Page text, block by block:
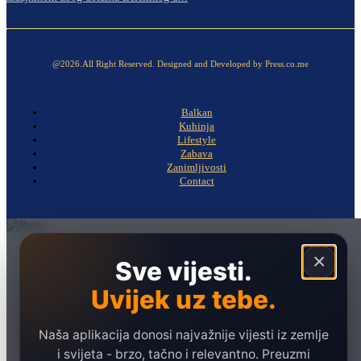
@2026.All Right Reserved. Designed and Developed by Press.co.me
Balkan
Kuhinja
Lifestyle
Zabava
Zanimljivosti
Contact
×
Sve vijesti.
Uvijek uz tebe.
Naša aplikacija donosi najvažnije vijesti iz zemlje
i svijeta - brzo, tačno i relevantno. Preuzmi
Ekonomija